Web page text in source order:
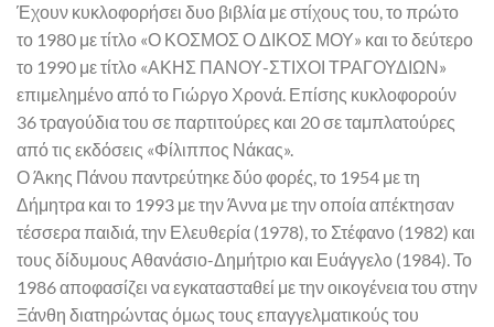
Έχουν κυκλοφορήσει δυο βιβλία με στίχους του, το πρώτο
το 1980 με τίτλο «Ο ΚΟΣΜΟΣ Ο ΔΙΚΟΣ ΜΟΥ» και το δεύτερο
το 1990 με τίτλο «ΑΚΗΣ ΠΑΝΟΥ-ΣΤΙΧΟΙ ΤΡΑΓΟΥΔΙΩΝ»
επιμελημένο από το Γιώργο Χρονά. Επίσης κυκλοφορούν
36 τραγούδια του σε παρτιτούρες και 20 σε ταμπλατούρες
από τις εκδόσεις «Φίλιππος Νάκας».
Ο Άκης Πάνου παντρεύτηκε δύο φορές, το 1954 με τη
Δήμητρα και το 1993 με την Άννα με την οποία απέκτησαν
τέσσερα παιδιά, την Ελευθερία (1978), το Στέφανο (1982) και
τους δίδυμους Αθανάσιο-Δημήτριο και Ευάγγελο (1984). Το
1986 αποφασίζει να εγκατασταθεί με την οικογένεια του στην
Ξάνθη διατηρώντας όμως τους επαγγελματικούς του